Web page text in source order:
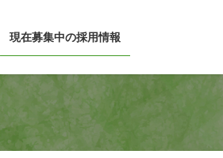
現在募集中の採用情報